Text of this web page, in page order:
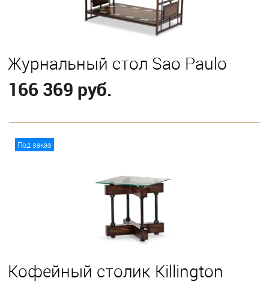
Журнальный стол Sao Paulo
166 369 руб.
Под заказ
Кофейный столик Killington